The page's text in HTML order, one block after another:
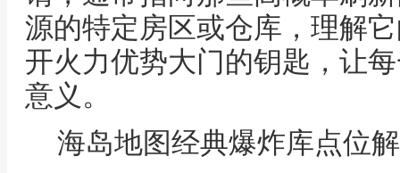
源的特定房区或仓库，理解
开火力优势大门的钥匙，让
意义。
海岛地图经典爆炸库点位